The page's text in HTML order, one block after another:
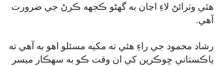
هٿي وٺرائڻ لاءِ اڃان به گھڻو ڪجهه ڪرڻ جي ضرورت
آهي.
رشاد محمود جي راءِ هئي ته مکيه مسئلو اهو به آهي ته
پاڪستاني ڇوڪرين کي ان وقت ڪو به سهڪار ميسر